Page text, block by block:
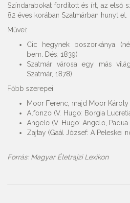
Színdarabokat fordított és írt, az első
82 éves korában Szatmárban hunyt el.
Művei:
Cic hegynek boszorkánya
bem. Dés, 1839)
Szatmár városa egy más
Szatmár, 1878).
Főbb szerepei:
Moor Ferenc, majd Moor Károly
Alfonzo (V. Hugo: Borgia
Angelo (V. Hugo: Angelo, Padua
Zajtay (Gaál József: A Peleskei
Forrás: Magyar Életrajzi Lexikon